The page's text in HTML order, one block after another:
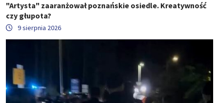
"Artysta" zaaranżował poznańskie osiedle. Kreatywność
czy głupota?
9 sierpnia 2026